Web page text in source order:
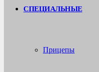
СПЕЦИАЛЬНЫЕ
Прицепы